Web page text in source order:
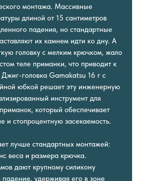
монтажа. Массивные
длиной от 15 сантиметров
падения, но стандартные
их камнем идти ко дну. А
головку с мелким крючком, жало
теле приманки, что приводит к
головка Gamakatsu 16 г с
юбкой решает эту инженерную
инструмент для
который обеспечивает
и стопроцентную засекаемость.
лучше стандартных монтажей:
веса и размера крючка.
дают крупному силикону
падение, удерживая его в зоне